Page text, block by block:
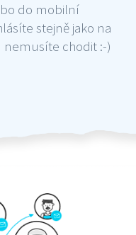
do mobilní
stejně jako na
nemusíte chodit :-)